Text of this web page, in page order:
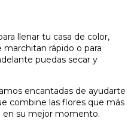
llenar tu casa de color,
marchitan rápido o para
puedas secar y
encantadas de ayudarte
combine las flores que más
su mejor momento.